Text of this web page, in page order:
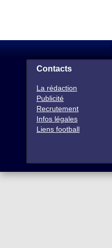
Contacts
La rédaction
Publicité
Recrutement
Infos légales
Liens football